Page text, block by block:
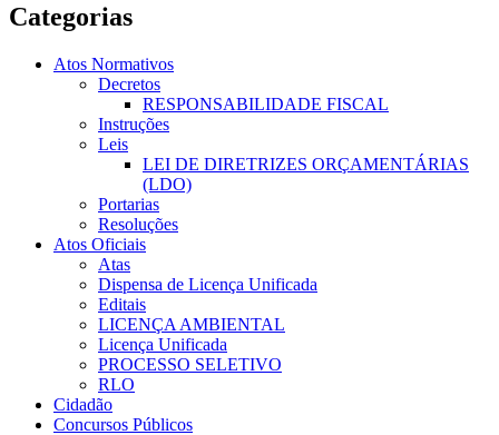
Categorias
Atos Normativos
Decretos
RESPONSABILIDADE FISCAL
Instruções
Leis
LEI DE DIRETRIZES ORÇAMENTÁRIAS
(LDO)
Portarias
Resoluções
Atos Oficiais
Atas
Dispensa de Licença Unificada
Editais
LICENÇA AMBIENTAL
Licença Unificada
PROCESSO SELETIVO
RLO
Cidadão
Concursos Públicos